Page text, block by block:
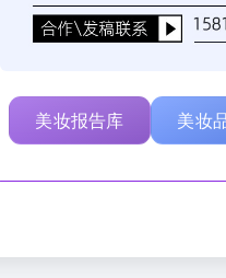
美妆报告库 美妆